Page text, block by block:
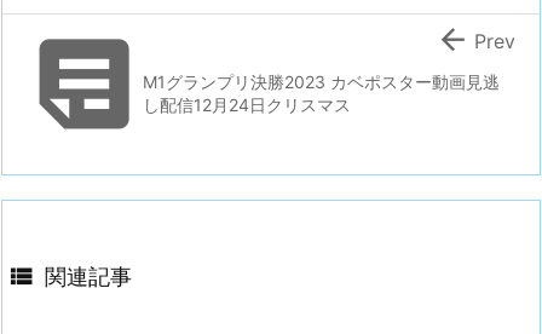
M1グランプリ決勝2023 カベポスター動画見逃
し配信12月24日クリスマス
 Prev
 関連記事